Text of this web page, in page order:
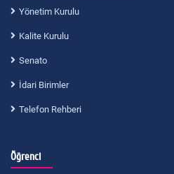
Yönetim Kurulu
Kalite Kurulu
Senato
İdari Birimler
Telefon Rehberi
Öğrenci